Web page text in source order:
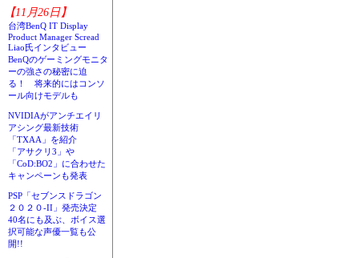
【11月26日】
台湾BenQ IT Display
Product Manager Scread
Liao氏インタビュー
BenQのゲーミングモニタ
ーの強さの秘密に迫
る！ 将来的にはコンソ
ール向けモデルも
NVIDIAがアンチエイリ
アシング最新技術
「TXAA」を紹介
「アサクリ3」や
「CoD:BO2」に合わせた
キャンペーンも発表
PSP「セブンスドラゴン
２０２０-II」発売決定
40名にも及ぶ、ボイス選
択可能な声優一覧も公
開!!